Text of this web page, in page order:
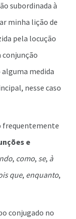
subordinada à
minha lição de
pela locução
conjunção
medida
nesse caso
frequentemente
e
, como, se, à
que, enquanto,
conjugado no